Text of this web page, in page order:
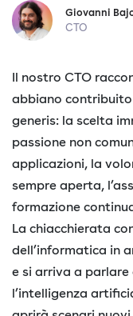
Giovanni
CTO
Il nostro CTO
abbiano contribuito
generis: la scelta
passione non
applicazioni, la
sempre aperta,
formazione
La chiacchierata
dell’informatica in
e si arriva a parlare
l’intelligenza